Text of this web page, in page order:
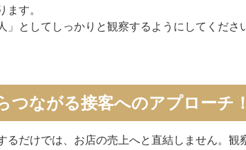
ます。
」としてしっかりと観察するようにしてくださ
つながる接客へのアプローチ！
るだけでは、お店の売上へと直結しません。観